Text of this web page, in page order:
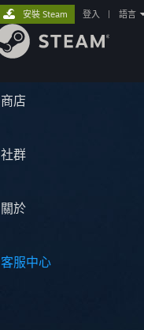
商店
社群
關於
客服中心
安裝 Steam 登入 語言